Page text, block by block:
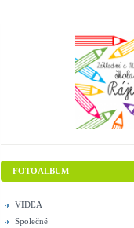
FOTOALBUM
VIDEA
Společné